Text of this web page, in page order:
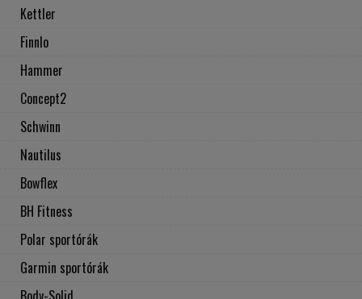
Kettler
Finnlo
Hammer
Concept2
Schwinn
Nautilus
Bowflex
BH Fitness
Polar sportórák
Garmin sportórák